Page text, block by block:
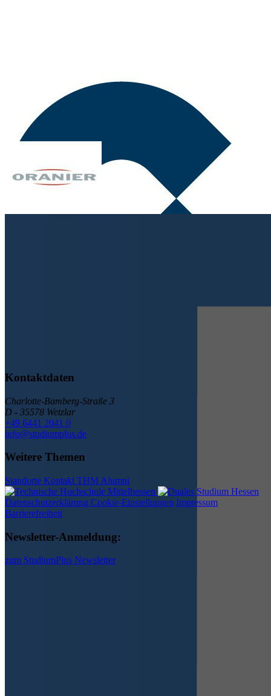
Kontaktdaten
Charlotte-Bamberg-Straße 3
D - 35578 Wetzlar
+49 6441 2041 0
info@studiumplus.de
Weitere Themen
Standorte Kontakt THM Alumni
Datenschutzerklärung Cookie-Einstellungen Impressum
Barrierefreiheit
Newsletter-Anmeldung:
zum StudiumPlus Newsletter